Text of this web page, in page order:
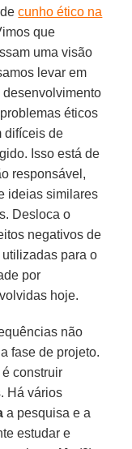
decunho ético na
que
uma visão
levar em
éticos
difíceis de
Isso está de
responsável,
ideias similares
Desloca o
negativos de
para o
por
hoje.
não
fase de projeto.
construir
Há vários
a pesquisa e a
estudar e